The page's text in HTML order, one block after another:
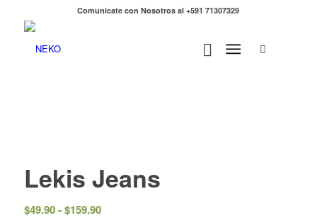
Comunicate con Nosotros al +591 71307329
Lekis Jeans
$49.90 - $159.90Rango